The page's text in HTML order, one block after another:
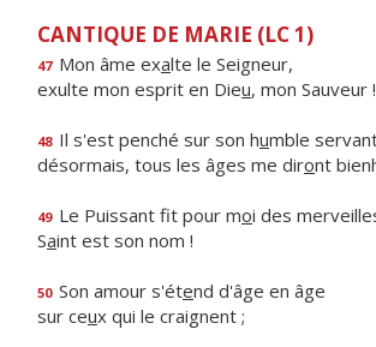
CANTIQUE DE MARIE (LC 1)
47 Mon âme exalte le Seigneur,
exulte mon esprit en Dieu, mon Sauveur !
48 Il s'est penché sur son humble
désormais, tous les âges me diront
49 Le Puissant fit pour moi des
Saint est son nom !
50 Son amour s'étend d'âge en âge
sur ceux qui le craignent ;